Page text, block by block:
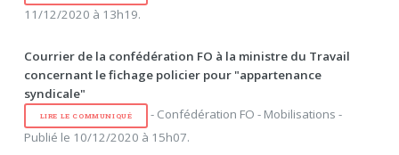
11/12/2020 à 13h19.
Courrier de la confédération FO à la ministre du Travail
concernant le fichage policier pour "appartenance
syndicale"
LIRE LE COMMUNIQUÉ
- Confédération FO - Mobilisations -
Publié le 10/12/2020 à 15h07.